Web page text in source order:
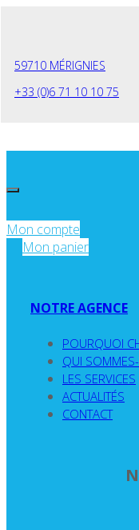
59710 MÉRIGNIES
+33 (0)6 71 10 10 75
Mon compte
Mon panier
NOTRE AGENCE
POURQUOI
QUI
LES SERVICES
ACTUALITÉS
CONTACT